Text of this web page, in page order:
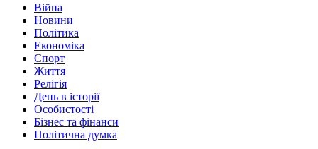
Війна
Новини
Політика
Економіка
Спорт
Життя
Релігія
День в історії
Особистості
Бізнес та фінанси
Політична думка